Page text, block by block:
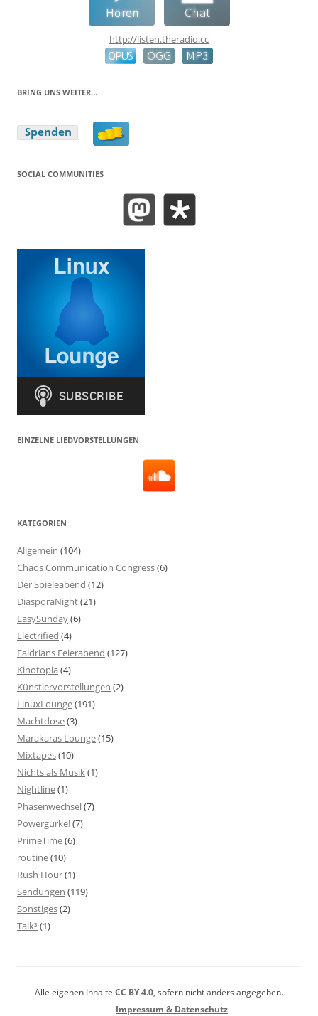
http://listen.theradio.cc
BRING UNS WEITER…
SOCIAL COMMUNITIES
EINZELNE LIEDVORSTELLUNGEN
KATEGORIEN
Allgemein (104)
Chaos Communication Congress(6)
Der Spieleabend (12)
DiasporaNight(21)
EasySunday(6)
Electrified (4)
Faldrians Feierabend (127)
Kinotopia(4)
Künstlervorstellungen (2)
LinuxLounge(191)
Machtdose(3)
Marakaras Lounge(15)
Mixtapes(10)
Nichts als Musik(1)
Nightline(1)
Phasenwechsel(7)
Powergurke!(7)
PrimeTime(6)
routine(10)
Rush Hour(1)
Sendungen (119)
Sonstiges(2)
Talk³ (1)
Alle eigenen Inhalte CC BY 4.0, sofern nicht anders angegeben.
Impressum & Datenschutz